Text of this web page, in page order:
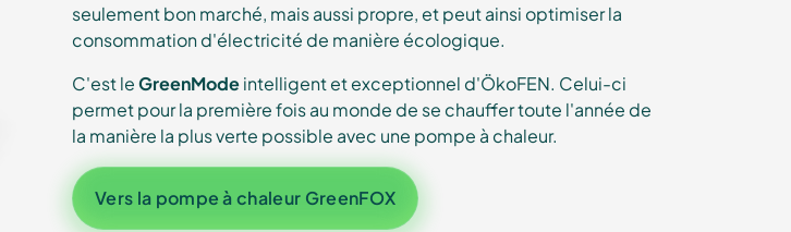
seulement bon marché, mais aussi propre, et peut ainsi optimiser la
consommation d'électricité de manière écologique.
C'est leGreenModeintelligent et exceptionnel d'ÖkoFEN. Celui-ci
permet pour la première fois au monde de se chauffer toute l'année de
la manière la plus verte possible avec une pompe à chaleur.
Vers la pompe à chaleur GreenFOX